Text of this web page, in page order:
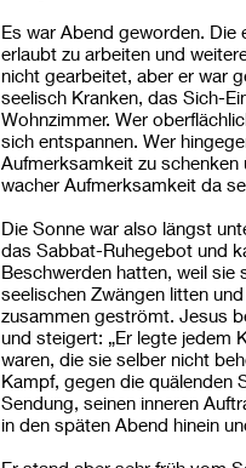
Es war Abend geworden.
erlaubt zu arbeiten und
nicht gearbeitet, aber er war
seelisch Kranken, das Sich-
Wohnzimmer. Wer
sich entspannen. Wer
Aufmerksamkeit zu
wacher Aufmerksamkeit da
Die Sonne war also längst
das Sabbat-Ruhegebot und
Beschwerden hatten, weil sie
seelischen Zwängen litten
zusammen geströmt. Jesus
und steigert: „Er legte jedem
waren, die sie selber nicht
Kampf, gegen die quälenden
Sendung, seinen inneren
in den späten Abend hinein